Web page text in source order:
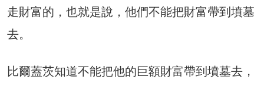
走財富的，也就是說，他們不能把財富帶到墳墓
去。
比爾蓋茨知道不能把他的巨額財富帶到墳墓去，